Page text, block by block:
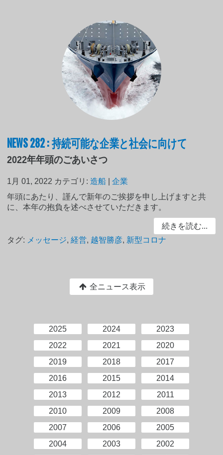
NEWS 282 : 持続可能な企業と社会に向けて
2022年年頭のごあいさつ
1月 01, 2022 カテゴリ:造船 |企業
年頭にあたり、謹んで新年のご挨拶を申し上げますと共
に、本年の抱負を述べさせていただきます。
続きを読む...
タグ: メッセージ,経営, 越智勝彦, 新型コロナ
全ニュース表示
2025 2024
2023
2022
2021
2020
2019
2018
2017
2016
2015
2014
2013
2012
2011
2010
2009
2008
2007
2006
2005
2004
2003
2002